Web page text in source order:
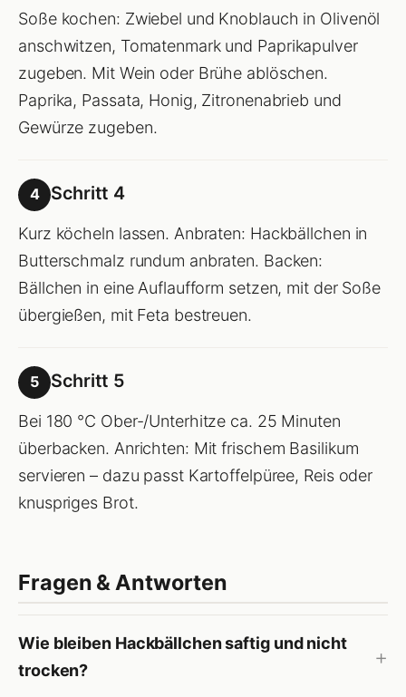
Soße kochen: Zwiebel und Knoblauch in Olivenöl
anschwitzen, Tomatenmark und Paprikapulver
zugeben. Mit Wein oder Brühe ablöschen.
Paprika, Passata, Honig, Zitronenabrieb und
Gewürze zugeben.
4 Schritt 4
Kurz köcheln lassen. Anbraten: Hackbällchen in
Butterschmalz rundum anbraten. Backen:
Bällchen in eine Auflaufform setzen, mit der Soße
übergießen, mit Feta bestreuen.
5 Schritt 5
Bei 180 °C Ober-/Unterhitze ca. 25 Minuten
überbacken. Anrichten: Mit frischem Basilikum
servieren – dazu passt Kartoffelpüree, Reis oder
knuspriges Brot.
Fragen & Antworten
Wie bleiben Hackbällchen saftig und nicht
trocken?